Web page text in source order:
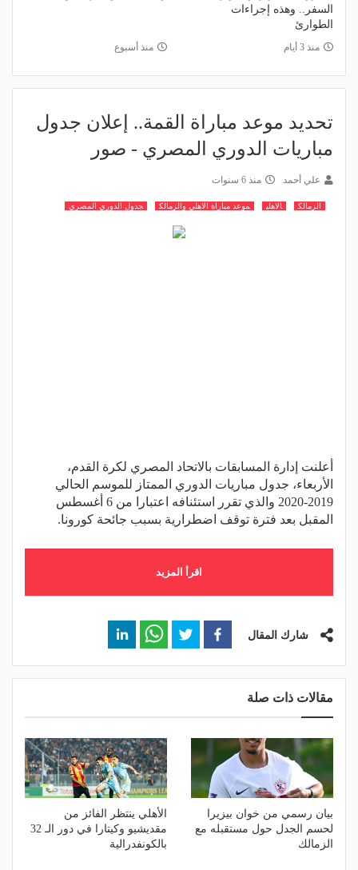
السفر.. وهذه إجراءات
الطوارئ
منذ 3 أيام منذ أسبوع
تحديد موعد مباراة القمة.. إعلان جدول
مباريات الدوري المصري - صور
علي أحمد منذ 6 سنوات
الزمالك الاهلي موعد مباراة الاهلي والزمالك جدول الدوري المصري
أعلنت إدارة المسابقات بالاتحاد المصري لكرة القدم،
الأربعاء، جدول مباريات الدوري الممتاز للموسم الحالي
2019-2020 والذي تقرر استئنافه اعتبارا من 6 أغسطس
المقبل بعد فترة توقف اضطرارية بسبب جائحة كورونا.
اقرأ المزيد
شارك المقال
مقالات ذات صلة
بيان رسمي من خوان بيزيرا
لحسم الجدل حول مستقبله مع
الزمالك
الأهلي ينتظر الفائز من
مقديشيو وكيتارا في دور الـ 32
بالكونفدرالية